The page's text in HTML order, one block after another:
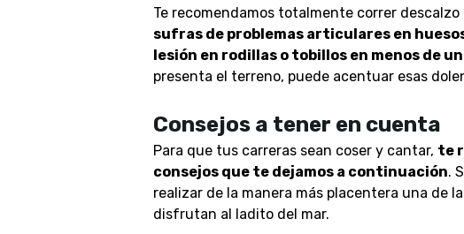
Te recomendamos totalmente correr descalzo
sufras de problemas articulares en
lesión en rodillas o tobillos en menos de
presenta el terreno, puede acentuar esas
Consejos a tener en cuenta
Para que tus carreras sean coser y cantar, te
consejos que te dejamos a continuación.
realizar de la manera más placentera una de
disfrutan al ladito del mar.